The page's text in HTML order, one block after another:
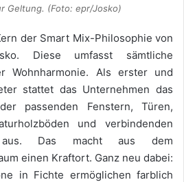
Geltung. (Foto: epr/Josko)
der Smart Mix-Philosophie von
Diese umfasst sämtliche
Wohnharmonie. Als erster und
stattet das Unternehmen das
passenden Fenstern, Türen,
und verbindenden
aus. Das macht aus dem
einen Kraftort. Ganz neu dabei:
in Fichte ermöglichen farblich